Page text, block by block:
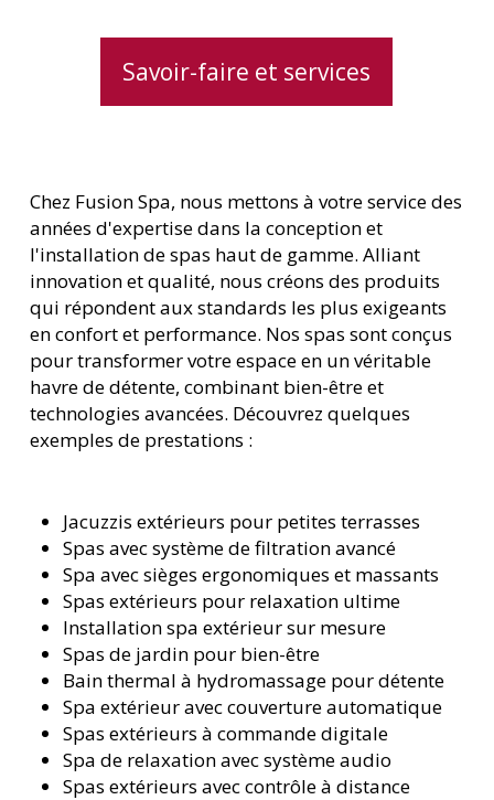
Savoir-faire et services
Chez Fusion Spa, nous mettons à votre service des
années d'expertise dans la conception et
l'installation de spas haut de gamme. Alliant
innovation et qualité, nous créons des produits
qui répondent aux standards les plus exigeants
en confort et performance. Nos spas sont conçus
pour transformer votre espace en un véritable
havre de détente, combinant bien-être et
technologies avancées. Découvrez quelques
exemples de prestations :
Jacuzzis extérieurs pour petites terrasses
Spas avec système de filtration avancé
Spa avec sièges ergonomiques et massants
Spas extérieurs pour relaxation ultime
Installation spa extérieur sur mesure
Spas de jardin pour bien-être
Bain thermal à hydromassage pour détente
Spa extérieur avec couverture automatique
Spas extérieurs à commande digitale
Spa de relaxation avec système audio
Spas extérieurs avec contrôle à distance